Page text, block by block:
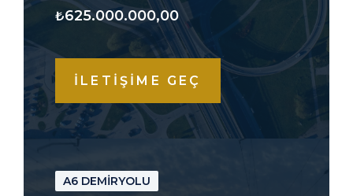
₺625.000.000,00
İLETİŞİME GEÇ
A6 DEMİRYOLU